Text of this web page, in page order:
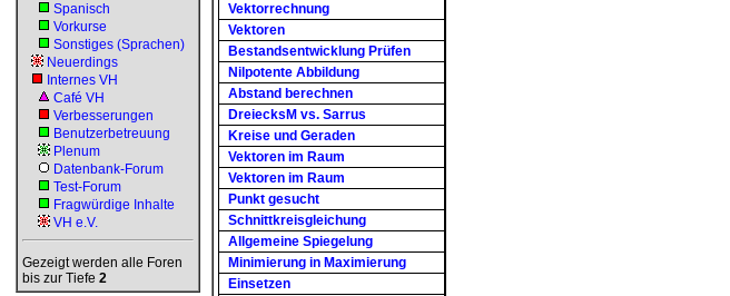
Spanisch
Vorkurse
Sonstiges (Sprachen)
Neuerdings
Internes VH
Café VH
Verbesserungen
Benutzerbetreuung
Plenum
Datenbank-Forum
Test-Forum
Fragwürdige Inhalte
VH e.V.
Gezeigt werden alle Foren
bis zur Tiefe 2
Vektorrechnung
Vektoren
Bestandsentwicklung Prüfen
Nilpotente Abbildung
Abstand berechnen
DreiecksM vs. Sarrus
Kreise und Geraden
Vektoren im Raum
Vektoren im Raum
Punkt gesucht
Schnittkreisgleichung
Allgemeine Spiegelung
Minimierung in Maximierung
Einsetzen